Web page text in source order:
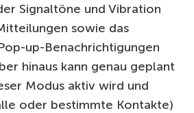
Signaltöne und Vibration
sowie das
up-Benachrichtigungen
hinaus kann genau geplant
Modus aktiv wird und
oder bestimmte Kontakte)